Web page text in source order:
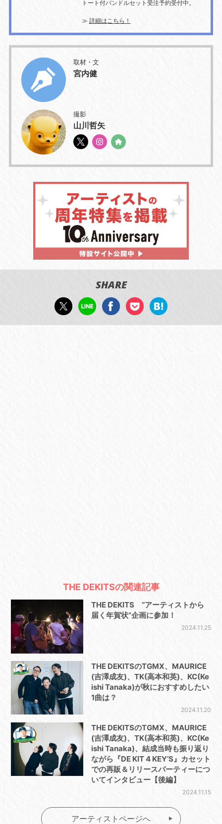
トート付バンドルセット受注予約受付中。
≫ 詳細はこちら！
取材・文
宮内健
撮影
山川哲矢
SHARE
THE DEKITSの関連記事
THE DEKITS “アーティストから
届く年賀状”企画に参加！
2024.11.25
THE DEKITSのTGMX、MAURICE
(吉澤成友)、TK(高本和英)、KC(Ke
ishi Tanaka)が秋におすすめしたい
1曲は？
2024.11.20
THE DEKITSのTGMX、MAURICE
(吉澤成友)、TK(高本和英)、KC(Ke
ishi Tanaka)、結成当時も振り返り
ながら『DE KIT 4 KEY’S』カセット
での再販＆リリースパーティーにつ
いてインタビュー【後編】
2024.11.15
アーティストページへ